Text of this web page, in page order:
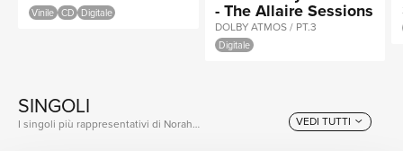
Vinile CD Digitale - The Allaire Sessions
DOLBY ATMOS / PT.3
Digitale
SINGOLI
I singoli più rappresentativi di Norah Jones, tra successi storici e nuove uscite. VEDI TUTTI
TOUR
NEWS